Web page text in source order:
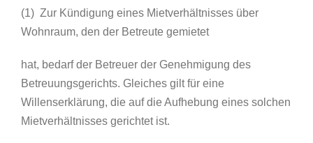
(1) Zur Kündigung eines Mietverhältnisses über
Wohnraum, den der Betreute gemietet
hat, bedarf der Betreuer der Genehmigung des
Betreuungsgerichts. Gleiches gilt für eine
Willenserklärung, die auf die Aufhebung eines solchen
Mietverhältnisses gerichtet ist.